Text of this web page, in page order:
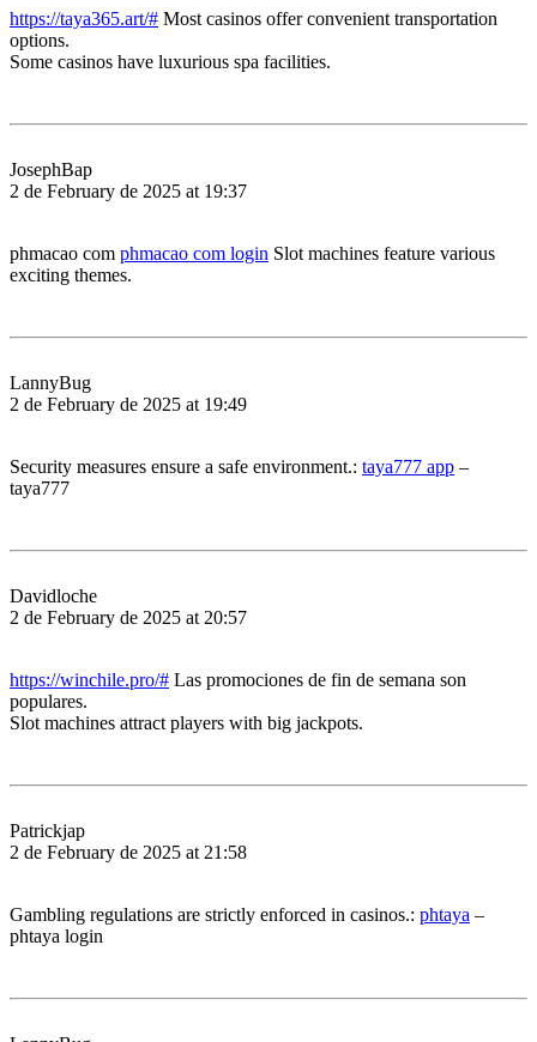
https://taya365.art/# Most casinos offer convenient transportation
options.
Some casinos have luxurious spa facilities.
JosephBap
2 de February de 2025 at 19:37
phmacao com phmacao com login Slot machines feature various
exciting themes.
LannyBug
2 de February de 2025 at 19:49
Security measures ensure a safe environment.: taya777 app –
taya777
Davidloche
2 de February de 2025 at 20:57
https://winchile.pro/# Las promociones de fin de semana son
populares.
Slot machines attract players with big jackpots.
Patrickjap
2 de February de 2025 at 21:58
Gambling regulations are strictly enforced in casinos.: phtaya –
phtaya login